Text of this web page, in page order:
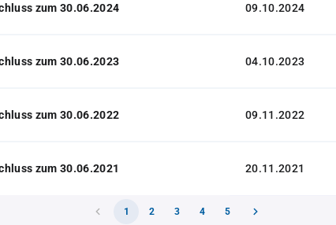
zum 30.06.2024 09.10.2024
zum 30.06.2023 04.10.2023
zum 30.06.2022 09.11.2022
zum 30.06.2021 20.11.2021
1 2 3 4 5